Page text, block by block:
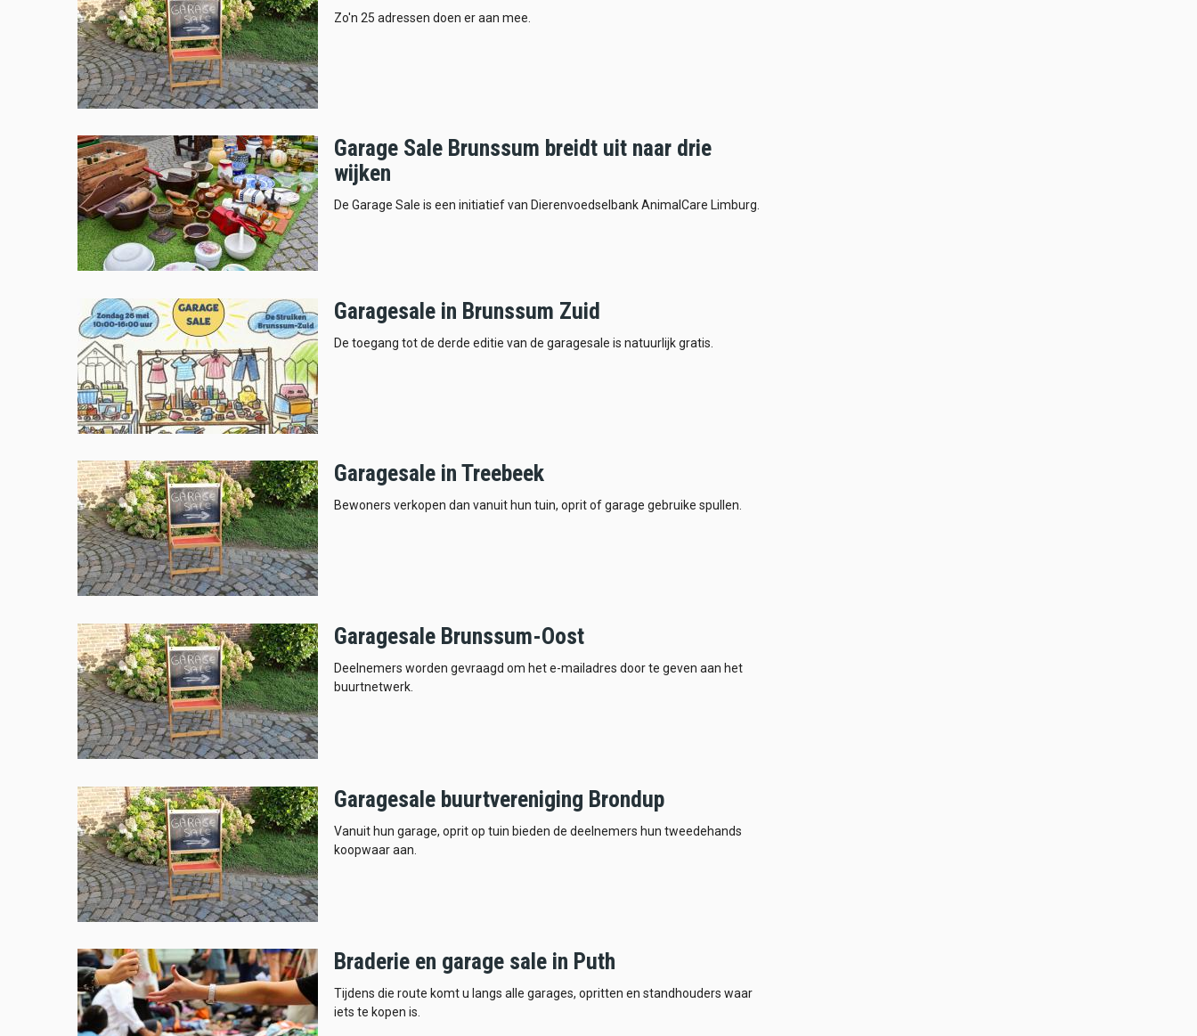
Zo'n 25 adressen doen er aan mee.
Garage Sale Brunssum breidt uit naar drie
wijken
De Garage Sale is een initiatief van Dierenvoedselbank AnimalCare Limburg.
Garagesale in Brunssum Zuid
De toegang tot de derde editie van de garagesale is natuurlijk gratis.
Garagesale in Treebeek
Bewoners verkopen dan vanuit hun tuin, oprit of garage gebruike spullen.
Garagesale Brunssum-Oost
Deelnemers worden gevraagd om het e-mailadres door te geven aan het
buurtnetwerk.
Garagesale buurtvereniging Brondup
Vanuit hun garage, oprit op tuin bieden de deelnemers hun tweedehands
koopwaar aan.
Braderie en garage sale in Puth
Tijdens die route komt u langs alle garages, opritten en standhouders waar
iets te kopen is.